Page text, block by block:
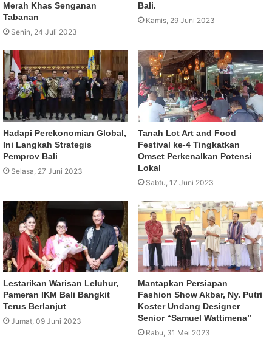
Merah Khas Senganan
Tabanan
Senin, 24 Juli 2023
Bali.
Kamis, 29 Juni 2023
Hadapi Perekonomian Global,
Ini Langkah Strategis
Pemprov Bali
Selasa, 27 Juni 2023
Tanah Lot Art and Food
Festival ke-4 Tingkatkan
Omset Perkenalkan Potensi
Lokal
Sabtu, 17 Juni 2023
Lestarikan Warisan Leluhur,
Pameran IKM Bali Bangkit
Terus Berlanjut
Jumat, 09 Juni 2023
Mantapkan Persiapan
Fashion Show Akbar, Ny. Putri
Koster Undang Designer
Senior “Samuel Wattimena”
Rabu, 31 Mei 2023